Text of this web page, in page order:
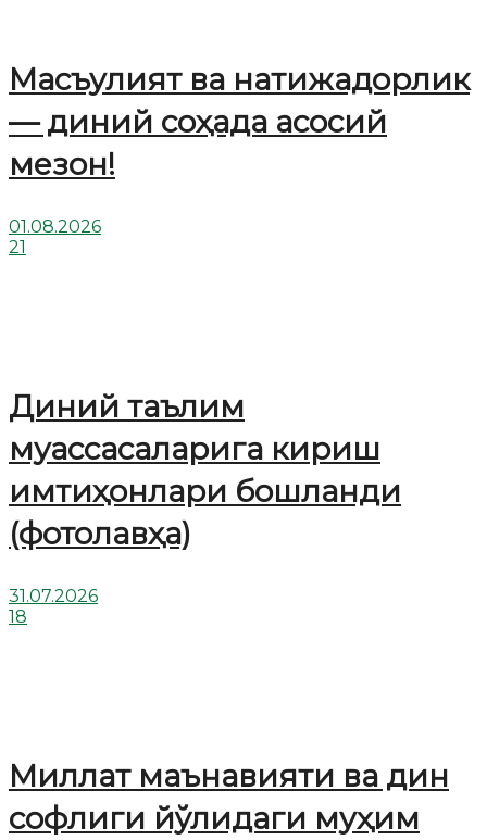
Масъулият ва натижадорлик
— диний соҳада асосий
мезон!
01.08.2026
21
Диний таълим
муассасаларига кириш
имтиҳонлари бошланди
(фотолавҳа)
31.07.2026
18
Миллат маънавияти ва дин
софлиги йўлидаги муҳим